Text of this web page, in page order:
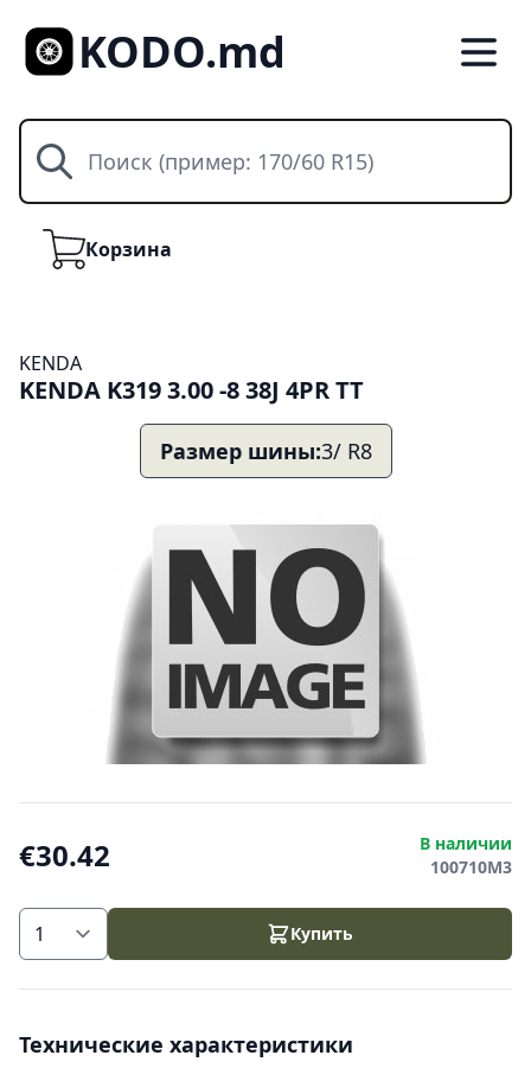
KODO.md
Поиск
КорзинаКорзина
KENDA
KENDA K319 3.00 -8 38J 4PR TT
Размер шины:3/ R8
€30.42
В наличии
100710M3
Купить
Технические характеристики